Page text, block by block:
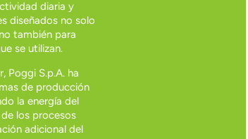
diaria y
diseñados no solo
también para
se utilizan.
Poggi S.p.A. ha
de producción
la energía del
los procesos
adicional del